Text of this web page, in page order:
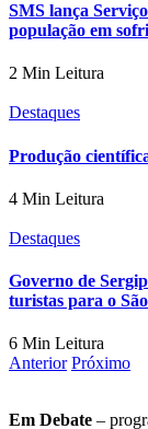
SMS lança
população em
2 Min Leitura
Destaques
Produção
4 Min Leitura
Destaques
Governo de
turistas para o
6 Min Leitura
Anterior Próximo
Em Debate –